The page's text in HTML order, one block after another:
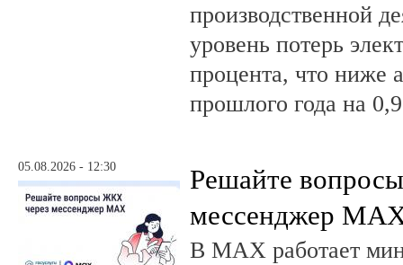
производственной
уровень потерь
процента, что ниже
прошлого года на
05.08.2026 - 12:30
Решайте
мессенджер
В MAX работает